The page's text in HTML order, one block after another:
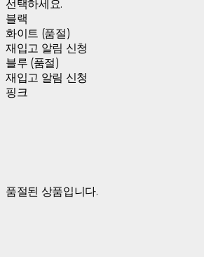
선택하세요.
블랙
화이트 (품절)
재입고 알림 신청
블루 (품절)
재입고 알림 신청
핑크
품절된 상품입니다.